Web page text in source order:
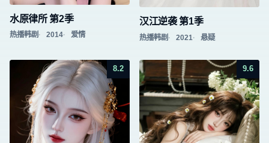
水原律所 第2季
热播韩剧 2014 爱情
汉江逆袭 第1季
热播韩剧 2021 悬疑
8.2 9.6